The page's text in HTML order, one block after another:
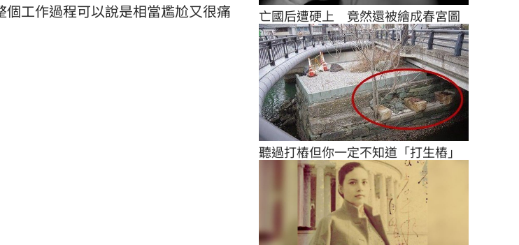
工作過程可以說是相當尷尬又很痛
亡國后遭硬上　竟然還被繪成春宮圖
聽過打樁但你一定不知道「打生樁」